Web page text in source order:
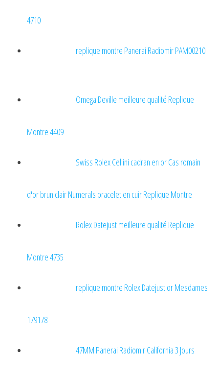
4710
replique montre Panerai Radiomir PAM00210
Omega Deville meilleure qualité Replique
Montre 4409
Swiss Rolex Cellini cadran en or Cas romain
d'or brun clair Numerals bracelet en cuir Replique Montre
Rolex Datejust meilleure qualité Replique
Montre 4735
replique montre Rolex Datejust or Mesdames
179178
47MM Panerai Radiomir California 3 Jours